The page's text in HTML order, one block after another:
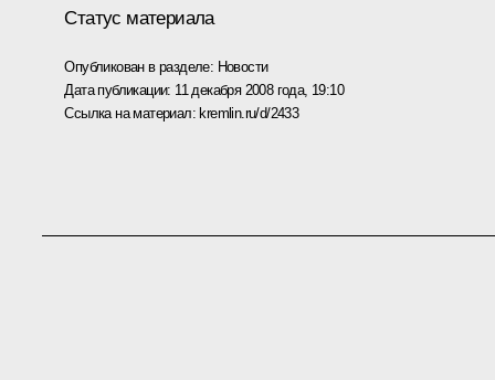
Статус материала
Опубликован в разделе: Новости
Дата публикации: 11 декабря 2008 года, 19:10
Ссылка на материал: kremlin.ru/d/2433